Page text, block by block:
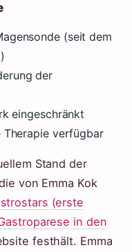
(seit dem
der
eingeschränkt
Therapie verfügbar
Stand der
von Emma Kok
(erste
in den
festhält. Emma